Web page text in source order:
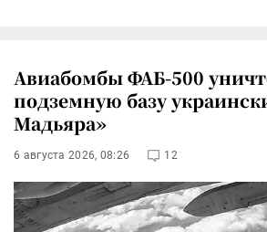
Авиабомбы ФАБ-500
подземную базу
Мадьяра»
6 августа 2026, 08:26 12